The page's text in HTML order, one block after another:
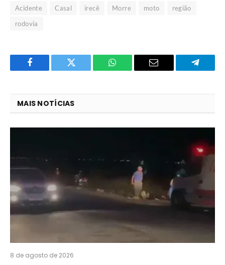
Acidente Casal irecê Morre moto
região
rodovia
Facebook Twitter
O
E-
MAIS NOTÍCIAS
8 de agosto de 2026